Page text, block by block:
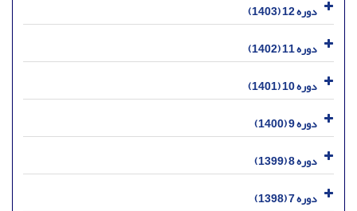
دوره 12 (1403)
دوره 11 (1402)
دوره 10 (1401)
دوره 9 (1400)
دوره 8 (1399)
دوره 7 (1398)